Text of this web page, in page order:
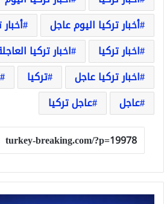
أخبار تركيا اليوم عاجل
اخبار تركيا
اخبار تركيا
اخبار تركيا عاجل
تركيا
عاجل
عاجل تركيا